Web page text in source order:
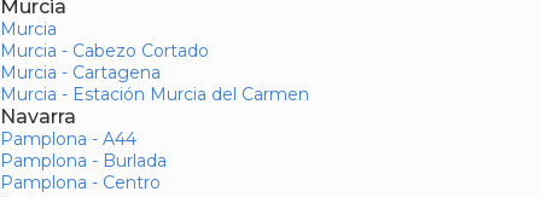
Murcia
Murcia
Murcia - Cabezo Cortado
Murcia - Cartagena
Murcia - Estación Murcia del Carmen
Navarra
Pamplona - A44
Pamplona - Burlada
Pamplona - Centro